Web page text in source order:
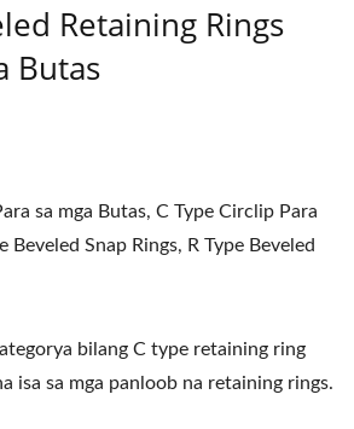
Retaining Rings
Butas
sa mga Butas, C Type Circlip Para
Beveled Snap Rings, R Type Beveled
bilang C type retaining ring
isa sa mga panloob na retaining rings.